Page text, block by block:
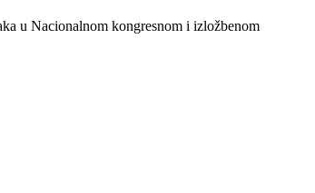
u Nacionalnom kongresnom i izložbenom